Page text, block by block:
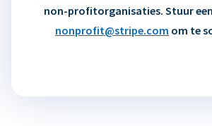
non-profitorganisaties. Stuur
nonprofit@stripe.com om te